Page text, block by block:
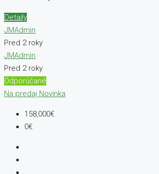
Detaily
JMAdmin
Pred 2 roky
JMAdmin
Pred 2 roky
Odporúčané
Na predaj Novinka
158,000€
0€